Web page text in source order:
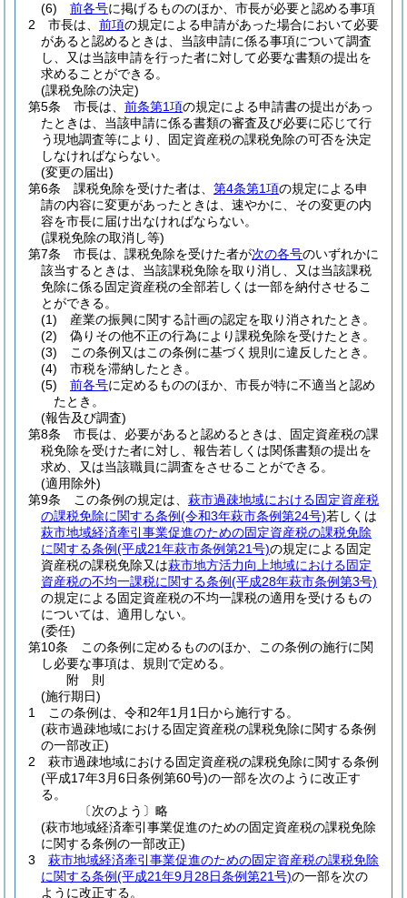
(6)
前各号に掲げるもののほか、市長が必要と認める事項
2
市長は、 前項の規定による申請があった場合において必要
があると認めるときは、当該申請に係る事項について調査
し、又は当該申請を行った者に対して必要な書類の提出を
求めることができる。
(課税免除の決定)
第5条
市長は、 前条第1項の規定による申請書の提出があっ
たときは、当該申請に係る書類の審査及び必要に応じて行
う現地調査等により、固定資産税の課税免除の可否を決定
しなければならない。
(変更の届出)
第6条
課税免除を受けた者は、 第4条第1項の規定による申
請の内容に変更があったときは、速やかに、その変更の内
容を市長に届け出なければならない。
(課税免除の取消し等)
第7条
市長は、課税免除を受けた者が次の各号のいずれかに
該当するときは、当該課税免除を取り消し、又は当該課税
免除に係る固定資産税の全部若しくは一部を納付させるこ
とができる。
(1)
産業の振興に関する計画の認定を取り消されたとき。
(2)
偽りその他不正の行為により課税免除を受けたとき。
(3)
この条例又はこの条例に基づく規則に違反したとき。
(4)
市税を滞納したとき。
(5)
前各号に定めるもののほか、市長が特に不適当と認め
たとき。
(報告及び調査)
第8条
市長は、必要があると認めるときは、固定資産税の課
税免除を受けた者に対し、報告若しくは関係書類の提出を
求め、又は当該職員に調査をさせることができる。
(適用除外)
第9条
この条例の規定は、 萩市過疎地域における固定資産税
の課税免除に関する条例(令和3年萩市条例第24号)若しくは
萩市地域経済牽引事業促進のための固定資産税の課税免除
に関する条例(平成21年萩市条例第21号)の規定による固定
資産税の課税免除又は萩市地方活力向上地域における固定
資産税の不均一課税に関する条例(平成28年萩市条例第3号)
の規定による固定資産税の不均一課税の適用を受けるもの
については、適用しない。
(委任)
第10条
この条例に定めるもののほか、この条例の施行に関
し必要な事項は、規則で定める。
附 則
(施行期日)
1
この条例は、令和2年1月1日から施行する。
(萩市過疎地域における固定資産税の課税免除に関する条例
の一部改正)
2
萩市過疎地域における固定資産税の課税免除に関する条例
(平成17年3月6日条例第60号)の一部を次のように改正す
る。
〔次のよう〕略
(萩市地域経済牽引事業促進のための固定資産税の課税免除
に関する条例の一部改正)
3
萩市地域経済牽引事業促進のための固定資産税の課税免除
に関する条例(平成21年9月28日条例第21号)の一部を次の
ように改正する。